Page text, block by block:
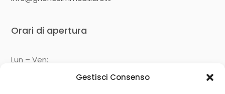
Gestisci Consenso
Orari di apertura
Lun – Ven: